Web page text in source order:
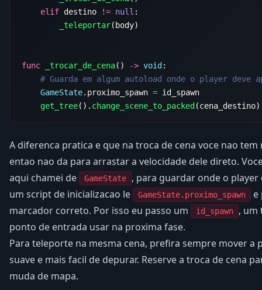
    elif
destino != null
        _teleportar
func _trocar_de_cena() -> void
    GameState
.proximo_spawn =
    get_tree
(). change_scene_to_packed
A diferenca pratica e que na troca de cena voce nao
entao nao da para arrastar a velocidade dele direto.
aqui chamei de
GameState
, para guardar onde o player
um script de inicializacao le
GameState.proximo_spawn
e
marcador correto. Por isso eu passo um
id_spawn
, um
ponto de entrada usar na proxima fase.
Para teleporte na mesma cena, prefira sempre mover a
suave e mais facil de depurar. Reserve a troca de cena
muda de mapa.